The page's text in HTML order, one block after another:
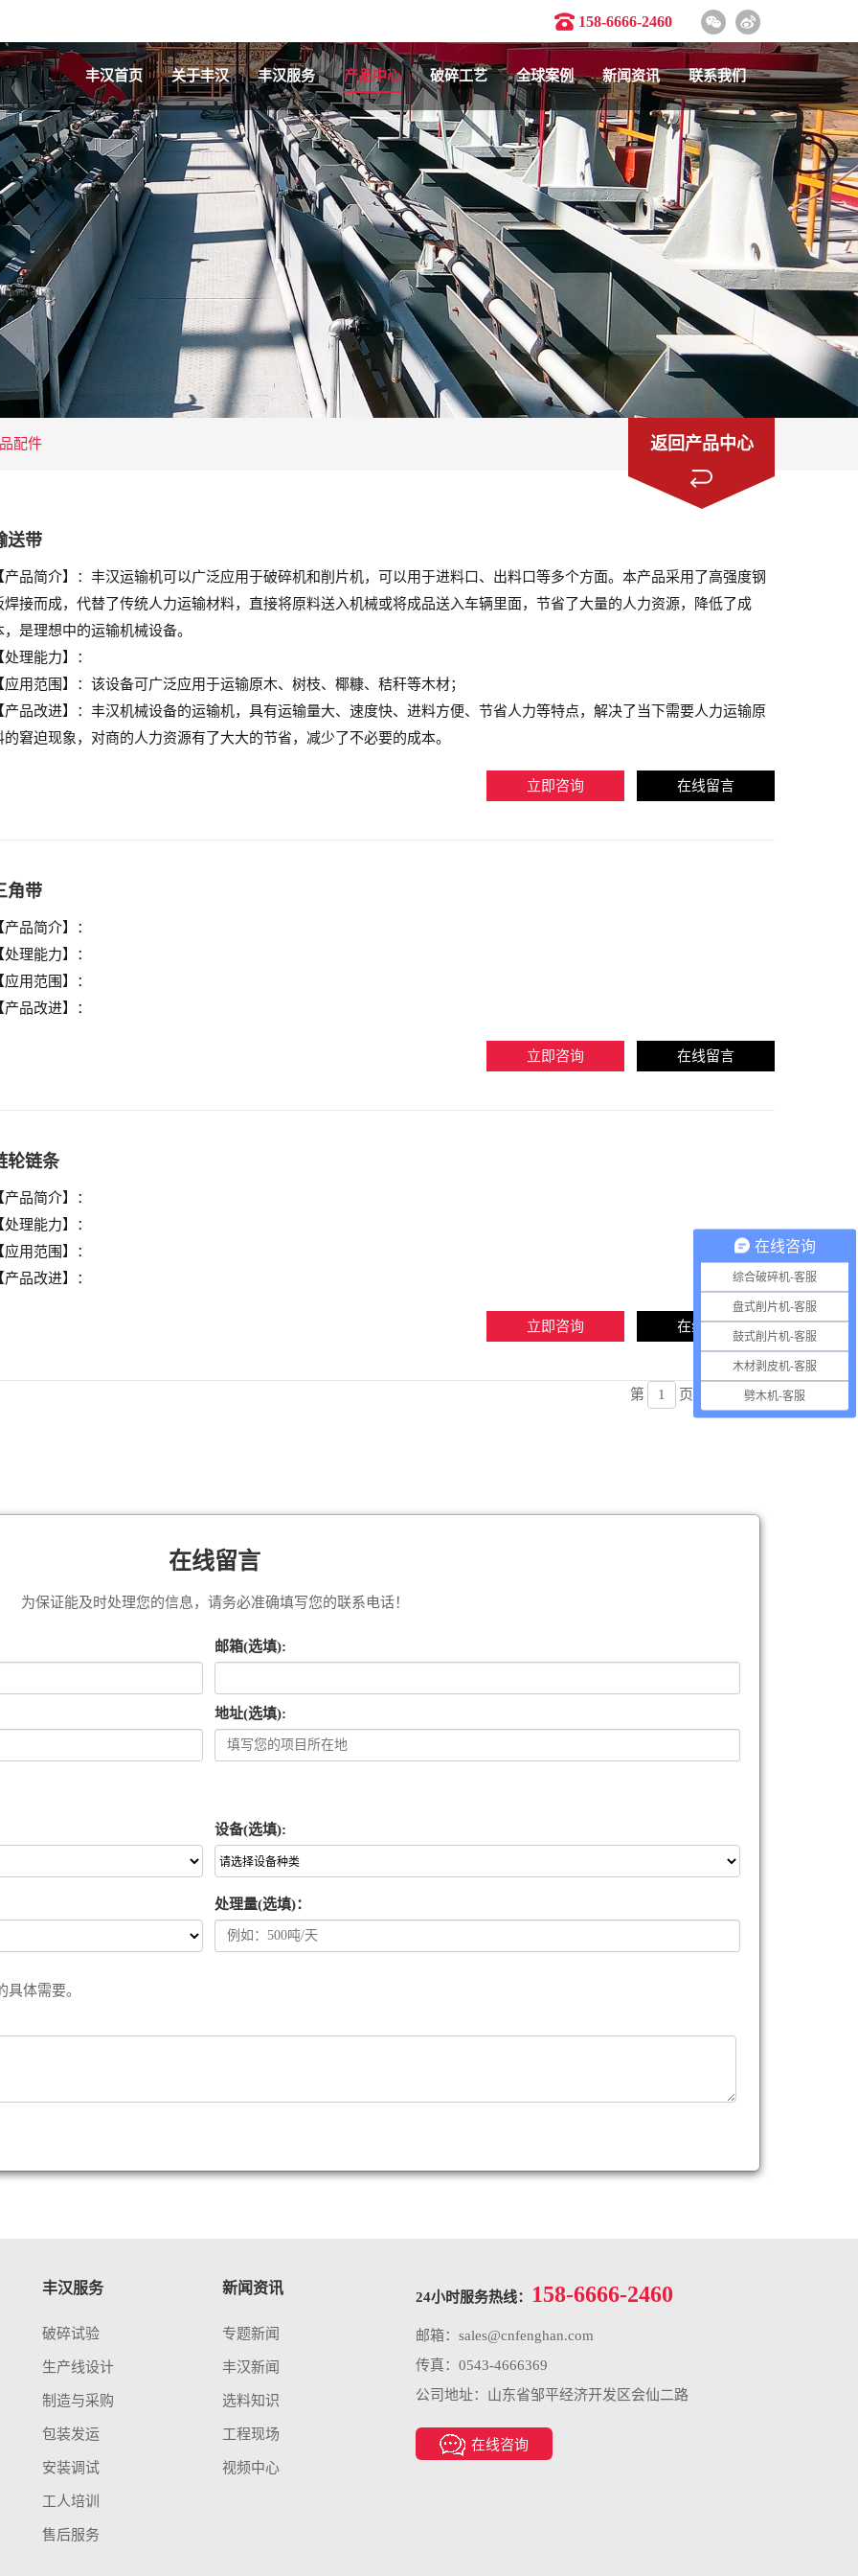
158-6666-2460
丰汉首页 关于丰汉 丰汉服务 产品中心 破碎工艺 全球案例 新闻资讯 联系我们
配件 返回产品中心
送带
产品简介】： 丰汉运输机可以广泛应用于破碎机和削片机，可以用于进料口、出料口等多个方面。本产品采用了高强度钢
焊接而成，代替了传统人力运输材料，直接将原料送入机械或将成品送入车辆里面，节省了大量的人力资源，降低了成
，是理想中的运输机械设备。
处理能力】：
应用范围】： 该设备可广泛应用于运输原木、树枝、椰糠、秸秆等木材；
产品改进】： 丰汉机械设备的运输机，具有运输量大、速度快、进料方便、节省人力等特点，解决了当下需要人力运输原
的窘迫现象，对商的人力资源有了大大的节省，减少了不必要的成本。
立即咨询 在线留言
角带
产品简介】：
处理能力】：
应用范围】：
产品改进】：
立即咨询 在线留言
轮链条
产品简介】：
处理能力】：
应用范围】：
产品改进】：
立即咨询 在线留言
第 页 确定
在线留言
为保证能及时处理您的信息，请务必准确填写您的联系电话！
邮箱(选填):
地址(选填):
设备(选填):
处理量(选填)：
体需要。
丰汉服务
破碎试验
生产线设计
制造与采购
包装发运
安装调试
工人培训
售后服务
新闻资讯
专题新闻
丰汉新闻
选料知识
工程现场
视频中心
24小时服务热线： 158-6666-2460
邮箱： sales@cnfenghan.com
传真：0543-4666369
公司地址：山东省邹平经济开发区会仙二路
在线咨询
在线咨询
综合破碎机-客服
盘式削片机-客服
鼓式削片机-客服
木材剥皮机-客服
劈木机-客服